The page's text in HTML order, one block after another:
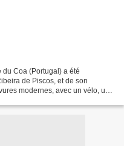
Coa (Portugal) a été
de Piscos, et de son
modernes, avec un vélo, un